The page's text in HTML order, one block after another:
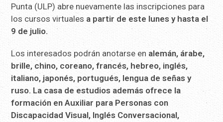
Punta (ULP) abre nuevamente las inscripciones para
los cursos virtuales a partir de este lunes y hasta el
9 de julio.
Los interesados podrán anotarse en alemán, árabe,
brille, chino, coreano, francés, hebreo, inglés,
italiano, japonés, portugués, lengua de señas y
ruso. La casa de estudios además ofrece la
formación en Auxiliar para Personas con
Discapacidad Visual, Inglés Conversacional,